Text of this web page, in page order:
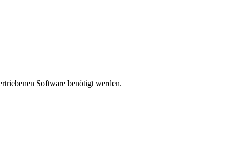
Software benötigt werden.